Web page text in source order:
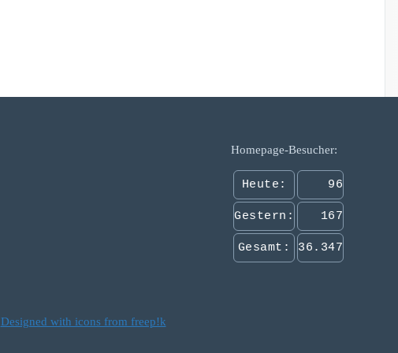
Homepage-Besucher:
Heute: 96
Gestern: 167
Gesamt: 36.347
Designed with icons from freep!k